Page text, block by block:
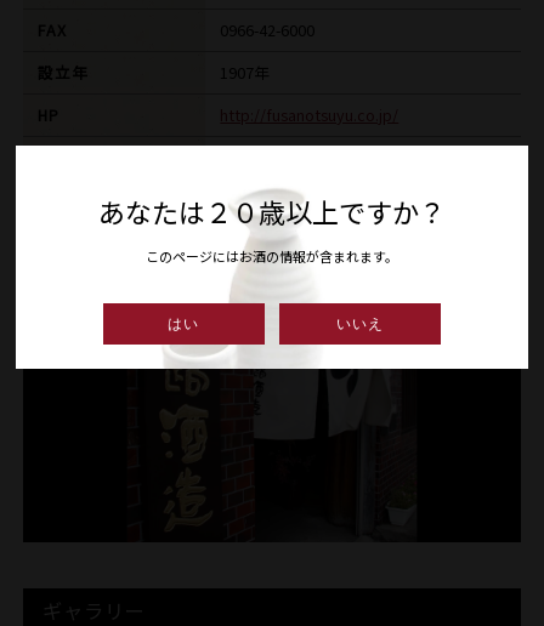
FAX
0966-42-6000
設立年
1907年
HP
ギャラリー
あなたは２０歳以上ですか？
このページにはお酒の情報が含まれます。
はい いいえ